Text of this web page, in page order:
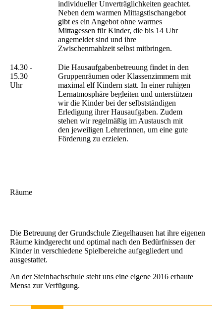
individueller Unverträglichkeiten geachtet.
Neben dem warmen Mittagstischangebot
gibt es ein Angebot ohne warmes
Mittagessen für Kinder, die bis 14 Uhr
angemeldet sind und ihre
Zwischenmahlzeit selbst mitbringen.
14.30 -
15.30
Uhr
Die Hausaufgabenbetreuung findet in den
Gruppenräumen oder Klassenzimmern mit
maximal elf Kindern statt. In einer ruhigen
Lernatmosphäre begleiten und unterstützen
wir die Kinder bei der selbstständigen
Erledigung ihrer Hausaufgaben. Zudem
stehen wir regelmäßig im Austausch mit
den jeweiligen Lehrerinnen, um eine gute
Förderung zu erzielen.
Räume
Die Betreuung der Grundschule Ziegelhausen hat ihre eigenen
Räume kindgerecht und optimal nach den Bedürfnissen der
Kinder in verschiedene Spielbereiche aufgegliedert und
ausgestattet.
An der Steinbachschule steht uns eine eigene 2016 erbaute
Mensa zur Verfügung.